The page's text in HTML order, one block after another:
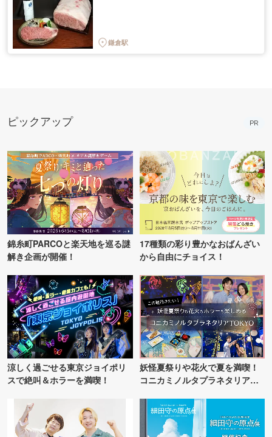
鎌倉駅
ピックアップ PR
錦糸町PARCOと楽天地を巡る謎
解き企画が開催！
17種類の彩り豊かなおばんざい
から自由にチョイス！
涼しく過ごせる東京ジョイポリ
スで絶叫＆ホラーを満喫！
妖怪夏祭りや花火で夏を満喫！
コニカミノルタプラネタリア